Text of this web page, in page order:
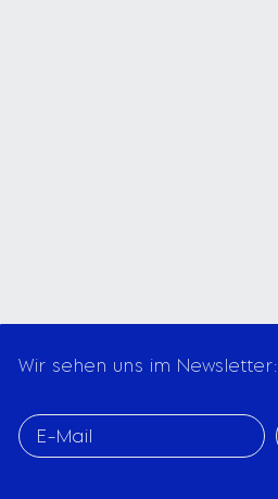
Wir sehen uns im Newsletter: